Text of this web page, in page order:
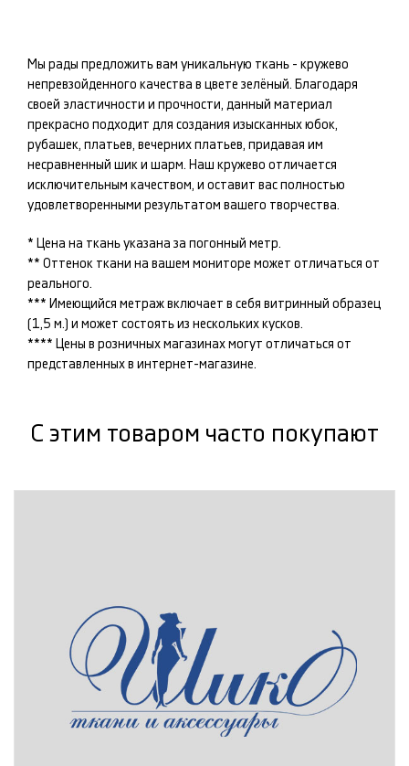
Мы рады предложить вам уникальную ткань - кружево
непревзойденного качества в цвете зелёный. Благодаря
своей эластичности и прочности, данный материал
прекрасно подходит для создания изысканных юбок,
рубашек, платьев, вечерних платьев, придавая им
несравненный шик и шарм. Наш кружево отличается
исключительным качеством, и оставит вас полностью
удовлетворенными результатом вашего творчества.
* Цена на ткань указана за погонный метр.
** Оттенок ткани на вашем мониторе может отличаться от
реального.
*** Имеющийся метраж включает в себя витринный образец
(1,5 м.) и может состоять из нескольких кусков.
**** Цены в розничных магазинах могут отличаться от
представленных в интернет-магазине.
С этим товаром часто покупают